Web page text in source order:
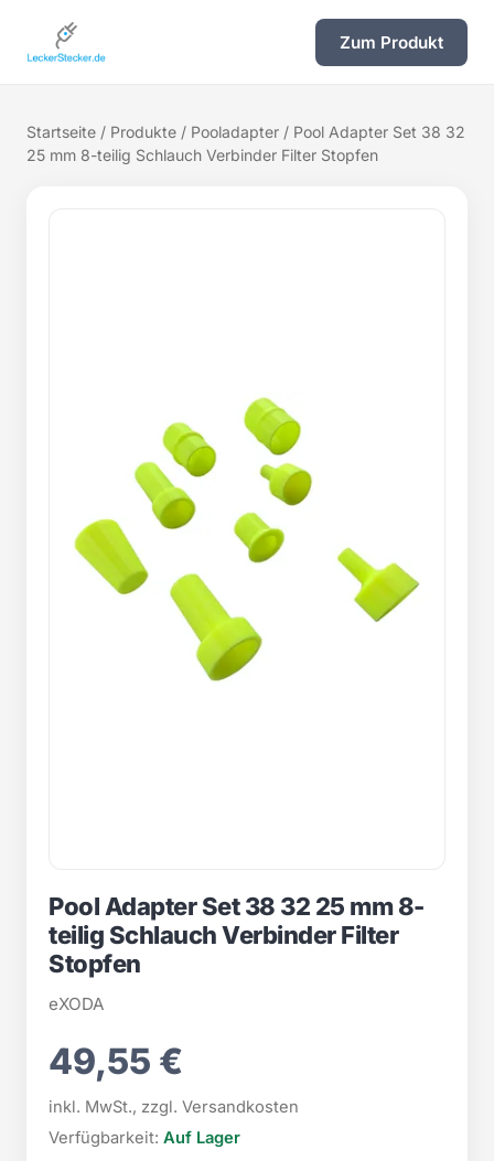
Zum Produkt
Startseite / Produkte / Pooladapter / Pool Adapter Set 38 32
25 mm 8-teilig Schlauch Verbinder Filter Stopfen
Pool Adapter Set 38 32 25 mm 8-
teilig Schlauch Verbinder Filter
Stopfen
eXODA
49,55 €
inkl. MwSt., zzgl. Versandkosten
Verfügbarkeit: Auf Lager